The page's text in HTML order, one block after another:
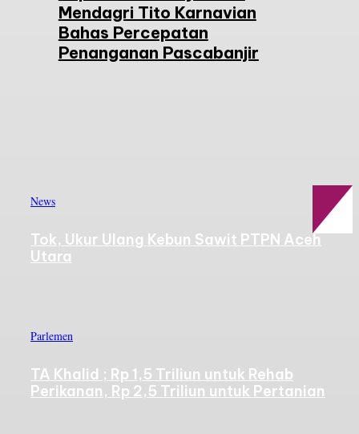
Mendagri Tito Karnavian
Bahas Percepatan
Penanganan Pascabanjir
News
Tok, Ukur Ulang Kebun Sawit PTPN Aceh
Utara
Parlemen
TA Khalid ; Rp 1,5 Triliun untuk Rehab
Perikanan, Rp 2,5 Triliun untuk Pertanian